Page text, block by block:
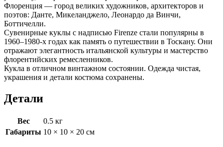
Флоренция — город великих художников, архитекторов и
поэтов: Данте, Микеланджело, Леонардо да Винчи,
Боттичелли.
Сувенирные куклы с надписью Firenze стали популярны в
1960–1980-х годах как память о путешествии в Тоскану. Они
отражают элегантность итальянской культуры и мастерство
флорентийских ремесленников.
Кукла в отличном винтажном состоянии. Одежда чистая,
украшения и детали костюма сохранены.
Детали
Вес
0.5 кг
Габариты 10 × 10 × 20 см